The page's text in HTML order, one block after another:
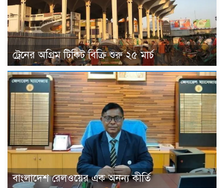
ট্রেনের অগ্রিম টিকিট বিক্রি শুরু ২৫ মার্চ
বাংলাদেশ রেলওয়ের এক অনন্য কীর্তি